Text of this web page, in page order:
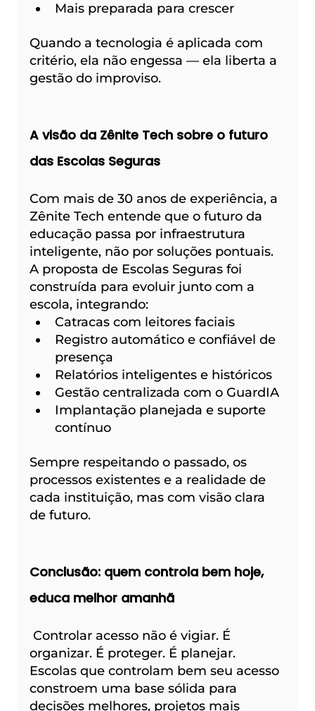
Mais preparada para crescer
Quando a tecnologia é aplicada com
critério, ela não engessa — ela liberta a
gestão do improviso.
A visão da Zênite Tech sobre o futuro
das Escolas Seguras
Com mais de 30 anos de experiência, a
Zênite Tech entende que o futuro da
educação passa por infraestrutura
inteligente, não por soluções pontuais.
A proposta de Escolas Seguras foi
construída para evoluir junto com a
escola, integrando:
Catracas com leitores faciais
Registro automático e confiável de
presença
Relatórios inteligentes e históricos
Gestão centralizada com o GuardIA
Implantação planejada e suporte
contínuo
Sempre respeitando o passado, os
processos existentes e a realidade de
cada instituição, mas com visão clara
de futuro.
Conclusão: quem controla bem hoje,
educa melhor amanhã
Controlar acesso não é vigiar. É
organizar. É proteger. É planejar.
Escolas que controlam bem seu acesso
constroem uma base sólida para
decisões melhores, projetos mais